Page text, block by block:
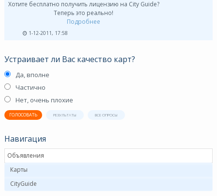
Хотите бесплатно получить лицензию на City Guide?
Теперь это реально!
Подробнее
1-12-2011, 17:58
Устраивает ли Вас качество карт?
Да, вполне
Частично
Нет, очень плохие
ГОЛОСОВАТЬ РЕЗУЛЬТАТЫ ВСЕ ОПРОСЫ
Навигация
Объявления
Карты
CityGuide